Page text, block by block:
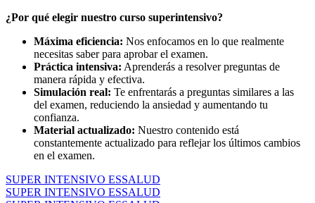
¿Por qué elegir nuestro curso superintensivo?
Máxima eficiencia: Nos enfocamos en lo que realmente
necesitas saber para aprobar el examen.
Práctica intensiva: Aprenderás a resolver preguntas de
manera rápida y efectiva.
Simulación real: Te enfrentarás a preguntas similares a las
del examen, reduciendo la ansiedad y aumentando tu
confianza.
Material actualizado: Nuestro contenido está
constantemente actualizado para reflejar los últimos cambios
en el examen.
SUPER INTENSIVO ESSALUD
SUPER INTENSIVO ESSALUD